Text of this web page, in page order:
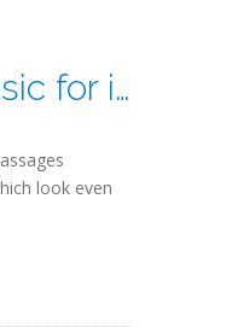
Seemple* Music for iPad
look even